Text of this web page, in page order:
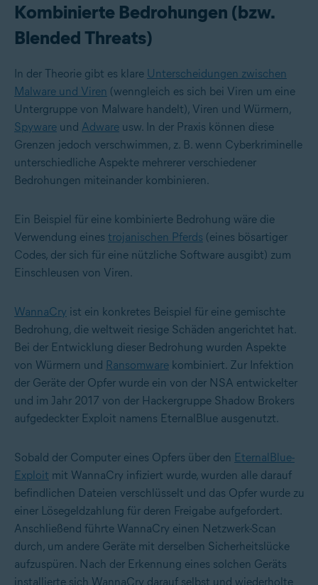
Kombinierte Bedrohungen (bzw.
Blended Threats)
In der Theorie gibt es klare Unterscheidungen zwischen
Malware und Viren (wenngleich es sich bei Viren um eine
Untergruppe von Malware handelt), Viren und Würmern,
Spyware und Adware usw. In der Praxis können diese
Grenzen jedoch verschwimmen, z. B. wenn Cyberkriminelle
unterschiedliche Aspekte mehrerer verschiedener
Bedrohungen miteinander kombinieren.
Ein Beispiel für eine kombinierte Bedrohung wäre die
Verwendung eines trojanischen Pferds (eines bösartiger
Codes, der sich für eine nützliche Software ausgibt) zum
Einschleusen von Viren.
WannaCry ist ein konkretes Beispiel für eine gemischte
Bedrohung, die weltweit riesige Schäden angerichtet hat.
Bei der Entwicklung dieser Bedrohung wurden Aspekte
von Würmern und Ransomware kombiniert. Zur Infektion
der Geräte der Opfer wurde ein von der NSA entwickelter
und im Jahr 2017 von der Hackergruppe Shadow Brokers
aufgedeckter Exploit namens EternalBlue ausgenutzt.
Sobald der Computer eines Opfers über den EternalBlue-
Exploit mit WannaCry infiziert wurde, wurden alle darauf
befindlichen Dateien verschlüsselt und das Opfer wurde zu
einer Lösegeldzahlung für deren Freigabe aufgefordert.
Anschließend führte WannaCry einen Netzwerk-Scan
durch, um andere Geräte mit derselben Sicherheitslücke
aufzuspüren. Nach der Erkennung eines solchen Geräts
installierte sich WannaCry darauf selbst und wiederholte